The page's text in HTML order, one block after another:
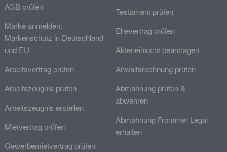
AGB prüfen
Marke anmelden:
Markenschutz in Deutschland
und EU
Arbeitsvertrag prüfen
Arbeitszeugnis prüfen
Arbeitszeugnis erstellen
Mietvertrag prüfen
Gewerbemietvertrag prüfen
Testament prüfen
Ehevertrag prüfen
Akteneinsicht beantragen
Anwaltsrechnung prüfen
Abmahnung prüfen &
abwehren
Abmahnung Frommer Legal
erhalten